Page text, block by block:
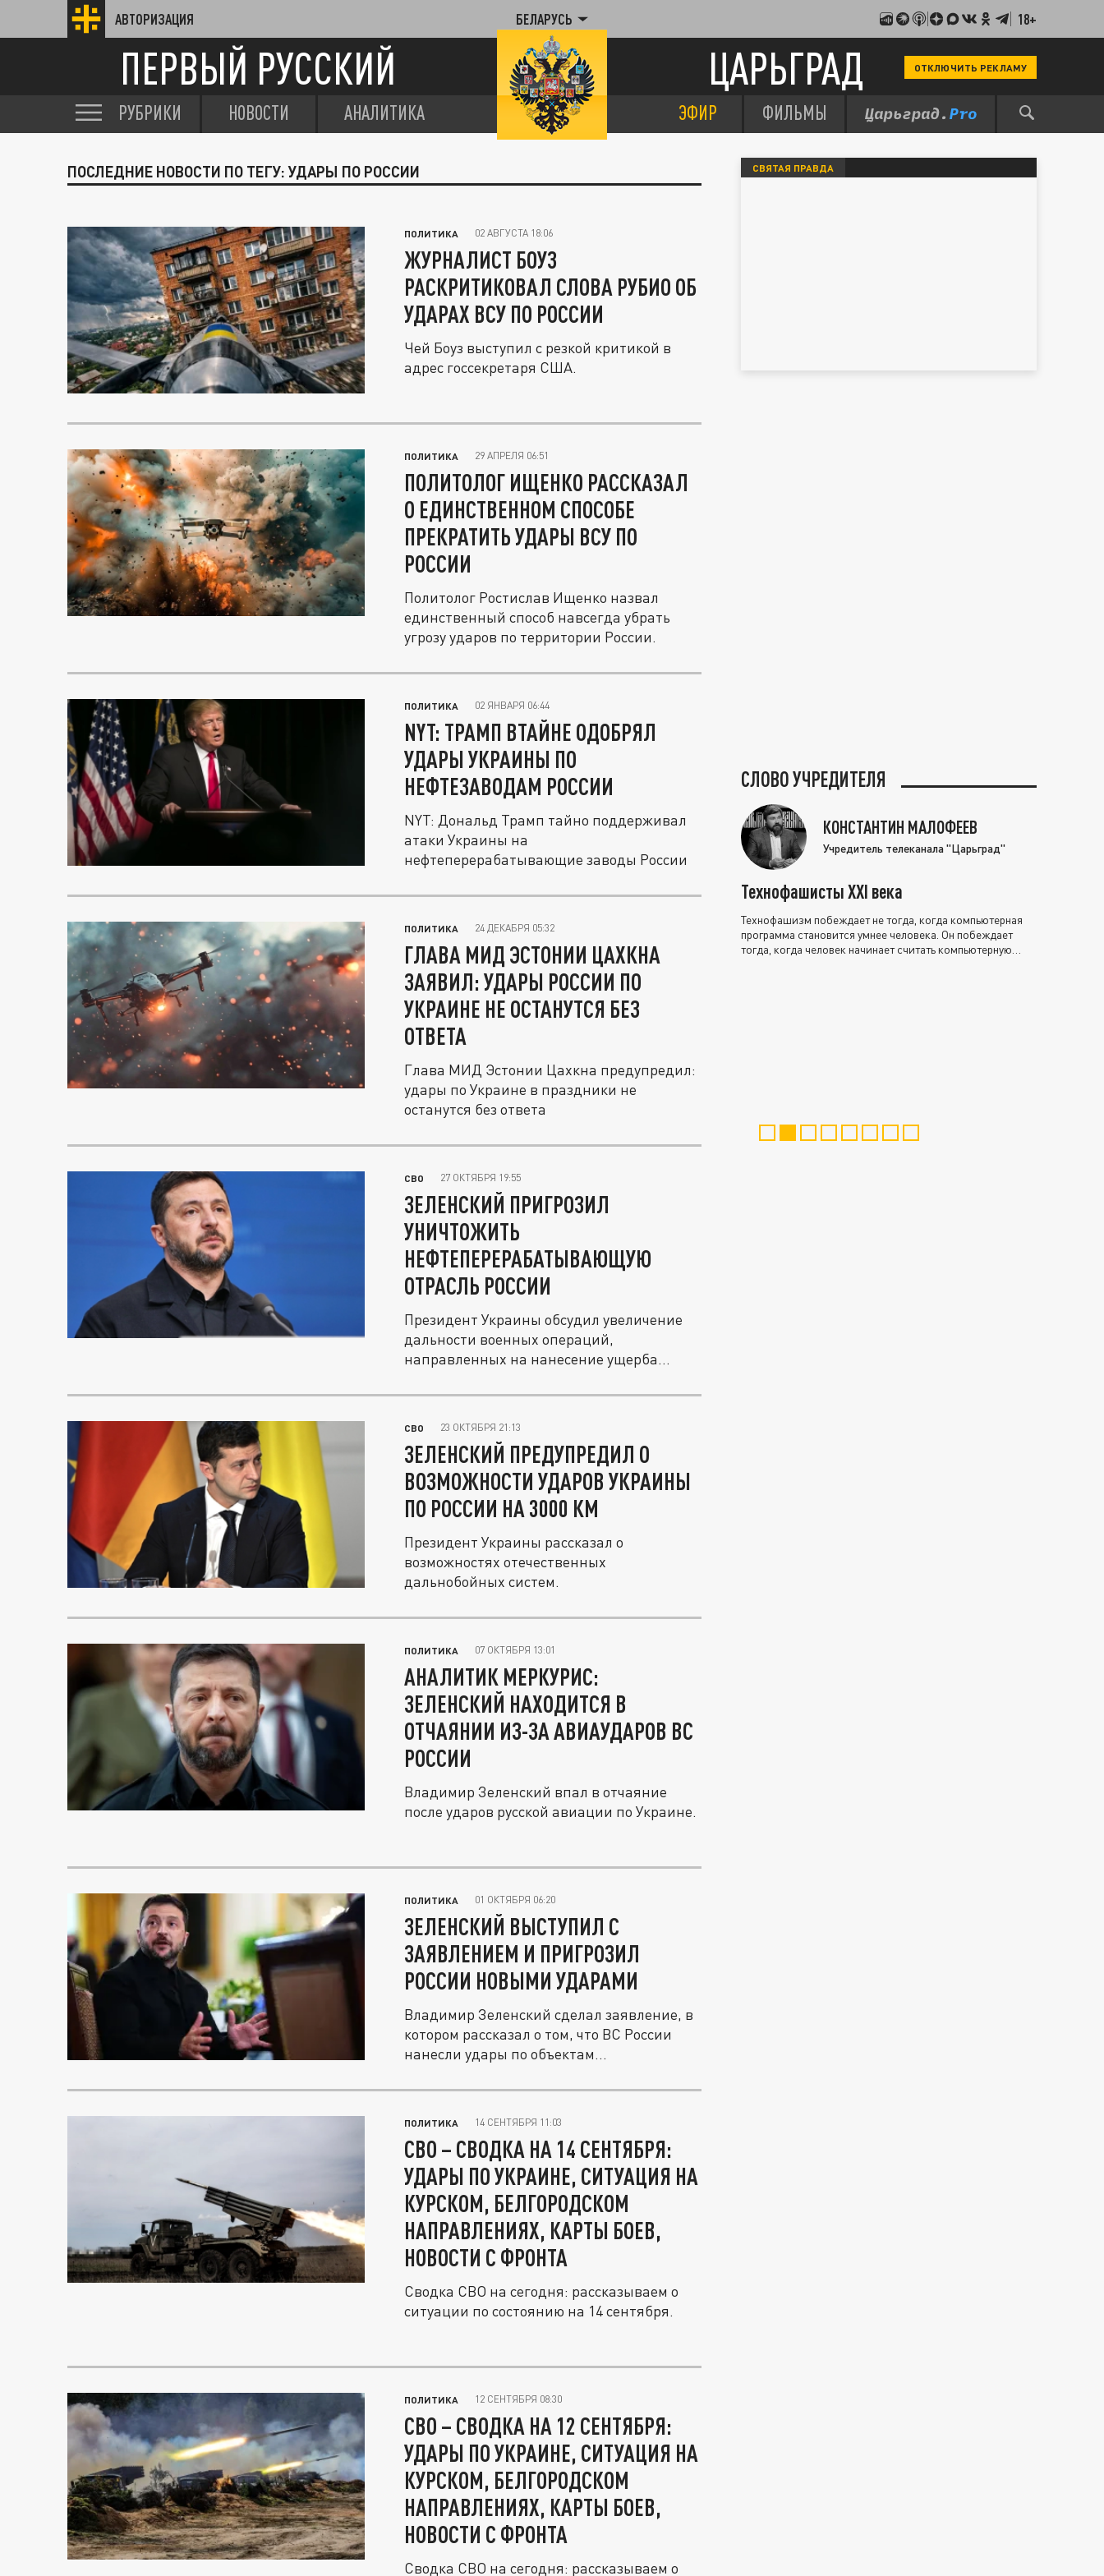
АВТОРИЗАЦИЯ БЕЛАРУСЬ 18+
ПЕРВЫЙ РУССКИЙ ЦАРЬГРАД ОТКЛЮЧИТЬ РЕКЛАМУ
РУБРИКИ НОВОСТИ АНАЛИТИКА ЭФИР ФИЛЬМЫ
ПОСЛЕДНИЕ НОВОСТИ ПО ТЕГУ: УДАРЫ ПО РОССИИ
ПОЛИТИКА 02 АВГУСТА 18:06
ЖУРНАЛИСТ БОУЗ
РАСКРИТИКОВАЛ СЛОВА РУБИО ОБ
УДАРАХ ВСУ ПО РОССИИ
Чей Боуз выступил с резкой критикой в
адрес госсекретаря США.
ПОЛИТИКА 29 АПРЕЛЯ 06:51
ПОЛИТОЛОГ ИЩЕНКО РАССКАЗАЛ
О ЕДИНСТВЕННОМ СПОСОБЕ
ПРЕКРАТИТЬ УДАРЫ ВСУ ПО
РОССИИ
Политолог Ростислав Ищенко назвал
единственный способ навсегда убрать
угрозу ударов по территории России.
ПОЛИТИКА 02 ЯНВАРЯ 06:44
NYT: ТРАМП ВТАЙНЕ ОДОБРЯЛ
УДАРЫ УКРАИНЫ ПО
НЕФТЕЗАВОДАМ РОССИИ
NYT: Дональд Трамп тайно поддерживал
атаки Украины на
нефтеперерабатывающие заводы России
ПОЛИТИКА 24 ДЕКАБРЯ 05:32
ГЛАВА МИД ЭСТОНИИ ЦАХКНА
ЗАЯВИЛ: УДАРЫ РОССИИ ПО
УКРАИНЕ НЕ ОСТАНУТСЯ БЕЗ
ОТВЕТА
Глава МИД Эстонии Цахкна предупредил:
удары по Украине в праздники не
останутся без ответа
СВО 27 ОКТЯБРЯ 19:55
ЗЕЛЕНСКИЙ ПРИГРОЗИЛ
УНИЧТОЖИТЬ
НЕФТЕПЕРЕРАБАТЫВАЮЩУЮ
ОТРАСЛЬ РОССИИ
Президент Украины обсудил увеличение
дальности военных операций,
направленных на нанесение ущерба
СВО 23 ОКТЯБРЯ 21:13
ЗЕЛЕНСКИЙ ПРЕДУПРЕДИЛ О
ВОЗМОЖНОСТИ УДАРОВ УКРАИНЫ
ПО РОССИИ НА 3000 КМ
Президент Украины рассказал о
возможностях отечественных
дальнобойных систем.
ПОЛИТИКА 07 ОКТЯБРЯ 13:01
АНАЛИТИК МЕРКУРИС:
ЗЕЛЕНСКИЙ НАХОДИТСЯ В
ОТЧАЯНИИ ИЗ-ЗА АВИАУДАРОВ ВС
РОССИИ
Владимир Зеленский впал в отчаяние
после ударов русской авиации по Украине.
ПОЛИТИКА 01 ОКТЯБРЯ 06:20
ЗЕЛЕНСКИЙ ВЫСТУПИЛ С
ЗАЯВЛЕНИЕМ И ПРИГРОЗИЛ
РОССИИ НОВЫМИ УДАРАМИ
Владимир Зеленский сделал заявление, в
котором рассказал о том, что ВС России
нанесли удары по объектам...
ПОЛИТИКА 14 СЕНТЯБРЯ 11:03
СВО – СВОДКА НА 14 СЕНТЯБРЯ:
УДАРЫ ПО УКРАИНЕ, СИТУАЦИЯ НА
КУРСКОМ, БЕЛГОРОДСКОМ
НАПРАВЛЕНИЯХ, КАРТЫ БОЕВ,
НОВОСТИ С ФРОНТА
Сводка СВО на сегодня: рассказываем о
ситуации по состоянию на 14 сентября.
ПОЛИТИКА 12 СЕНТЯБРЯ 08:30
СВО – СВОДКА НА 12 СЕНТЯБРЯ:
УДАРЫ ПО УКРАИНЕ, СИТУАЦИЯ НА
КУРСКОМ, БЕЛГОРОДСКОМ
НАПРАВЛЕНИЯХ, КАРТЫ БОЕВ,
НОВОСТИ С ФРОНТА
Сводка СВО на сегодня: рассказываем о
СВЯТАЯ ПРАВДА
СЛОВО УЧРЕДИТЕЛЯ
КОНСТАНТИН МАЛОФЕЕВ
Учредитель телеканала "Царьград"
Технофашисты XXI века
Технофашизм побеждает не тогда, когда компьютерная
программа становится умнее человека. Он побеждает
тогда, когда человек начинает считать компьютерную